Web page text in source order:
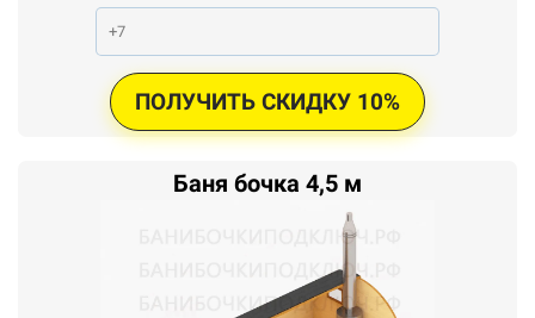
ПОЛУЧИТЬ СКИДКУ 10%
Баня бочка 4,5 м